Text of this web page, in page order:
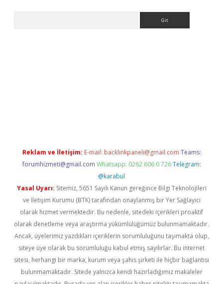
Reklam ve İletişim: E-mail: backlinkpaneli@gmail.com Teams:
forumhizmeti@gmail.com Whatsapp: 0262 606 0 726 Telegram:
@karabul
Yasal Uyarı: Sitemiz, 5651 Sayılı Kanun gereğince Bilgi Teknolojileri
ve İletişim Kurumu (BTK) tarafından onaylanmış bir Yer Sağlayıcı
olarak hizmet vermektedir. Bu nedenle, sitedeki içerikleri proaktif
olarak denetleme veya araştırma yükümlülüğümüz bulunmamaktadır.
Ancak, üyelerimiz yazdıkları içeriklerin sorumluluğunu taşımakta olup,
siteye üye olarak bu sorumluluğu kabul etmiş sayılırlar. Bu internet
sitesi, herhangi bir marka, kurum veya şahıs şirketi ile hiçbir bağlantısı
bulunmamaktadır. Sitede yalnızca kendi hazırladığımız makaleler